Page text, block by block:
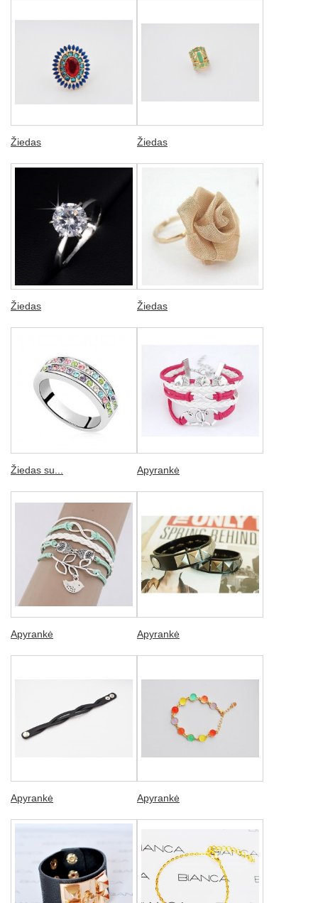
Žiedas Žiedas
Žiedas Žiedas
Žiedas su... Apyrankė
Apyrankė Apyrankė
Apyrankė Apyrankė